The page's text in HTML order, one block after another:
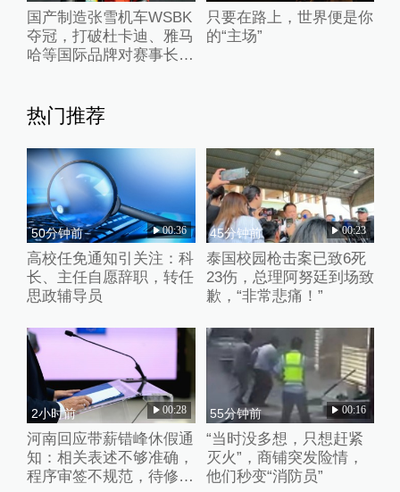
国产制造张雪机车WSBK
夺冠，打破杜卡迪、雅马
哈等国际品牌对赛事长期
只要在路上，世界便是你
的“主场”
热门推荐
50分钟前 00:36
高校任免通知引关注：科
长、主任自愿辞职，转任
思政辅导员
45分钟前 00:23
泰国校园枪击案已致6死
23伤，总理阿努廷到场致
歉，“非常悲痛！”
2小时前 00:28
河南回应带薪错峰休假通
知：相关表述不够准确，
程序审签不规范，待修改
55分钟前 00:16
“当时没多想，只想赶紧
灭火”，商铺突发险情，
他们秒变“消防员”